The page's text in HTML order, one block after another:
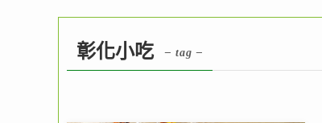
彰化小吃 – tag –